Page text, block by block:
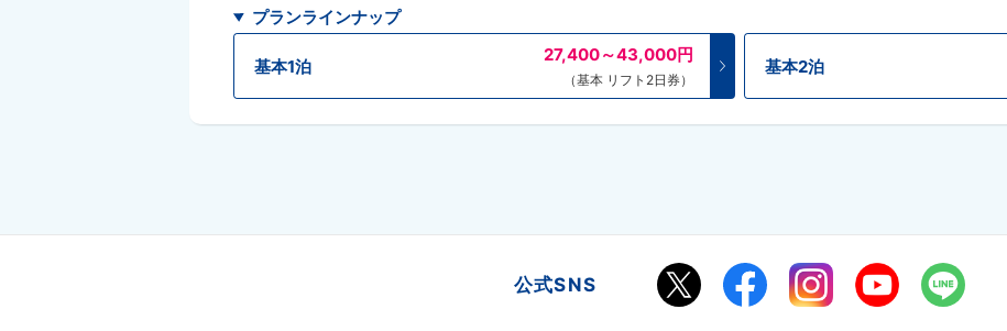
プランラインナップ
基本1泊
27,400～43,000円
（基本 リフト2日券）
基本2泊
公式SNS